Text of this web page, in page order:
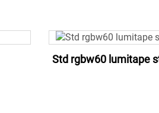
Std rgbw60 lumitape